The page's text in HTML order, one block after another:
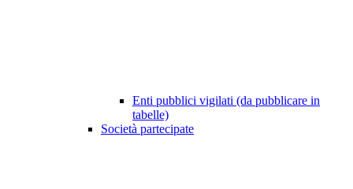
Enti pubblici vigilati (da pubblicare in
tabelle)
Società partecipate